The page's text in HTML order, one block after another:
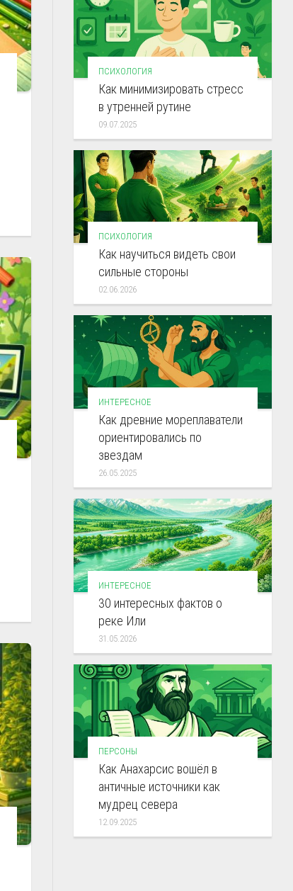
ПСИХОЛОГИЯ
Как минимизировать стресс
в утренней рутине
09.07.2025
ПСИХОЛОГИЯ
Как научиться видеть свои
сильные стороны
02.06.2026
ИНТЕРЕСНОЕ
Как древние мореплаватели
ориентировались по
звездам
26.05.2025
ИНТЕРЕСНОЕ
30 интересных фактов о
реке Или
31.05.2026
ПЕРСОНЫ
Как Анахарсис вошёл в
античные источники как
мудрец севера
12.09.2025